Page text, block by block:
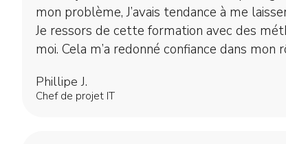
mon problème, J’avais tendance à me
Je ressors de cette formation avec des
moi. Cela m’a redonné confiance dans mon
Phillipe J.
Chef de projet IT